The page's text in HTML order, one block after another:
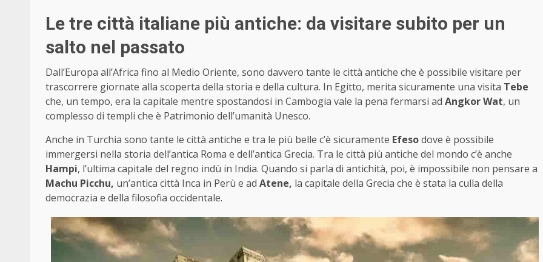
Le tre città italiane più antiche: da visitare subito per un
salto nel passato
Dall’Europa all’Africa fino al Medio Oriente, sono davvero tante le città antiche che è possibile visitare per
trascorrere giornate alla scoperta della storia e della cultura. In Egitto, merita sicuramente una visita Tebe
che, un tempo, era la capitale mentre spostandosi in Cambogia vale la pena fermarsi ad Angkor Wat, un
complesso di templi che è Patrimonio dell’umanità Unesco.
Anche in Turchia sono tante le città antiche e tra le più belle c’è sicuramente Efesodove è possibile
immergersi nella storia dell’antica Roma e dell’antica Grecia. Tra le città più antiche del mondo c’è anche
Hampi, l’ultima capitale del regno indù in India. Quando si parla di antichità, poi, è impossibile non pensare a
Machu Picchu, un’antica città Inca in Perù e ad Atene, la capitale della Grecia che è stata la culla della
democrazia e della filosofia occidentale.